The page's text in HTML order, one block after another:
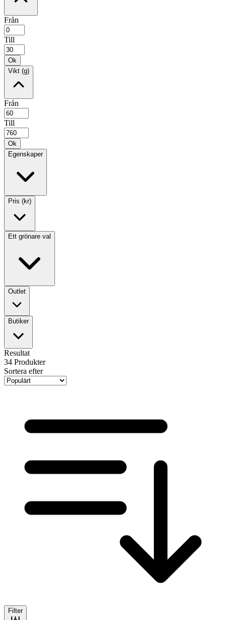
Från
Till
Ok
Vikt (g)
Från
Till
Ok
Egenskaper
Pris (kr)
Ett grönare val
Outlet
Butiker
Resultat
34 Produkter
Sortera efter
Filter